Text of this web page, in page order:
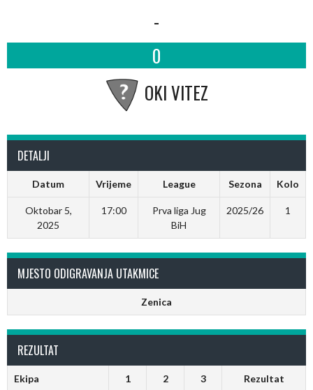
-
0
OKI VITEZ
DETALJI
Datum Vrijeme League Sezona Kolo
Oktobar 5,
2025
17:00
Prva liga Jug
BiH
2025/26 1
MJESTO ODIGRAVANJA UTAKMICE
Zenica
REZULTAT
Ekipa 1 2 3 Rezultat